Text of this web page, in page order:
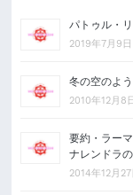
パトゥル・
2019年7月9日
冬の空のよ
2010年12月8
要約・ラー
ナレンドラ
2014年12月27